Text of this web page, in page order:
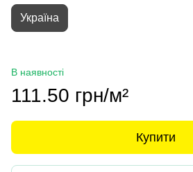
Україна
В наявності
111.50 грн/м²
Купити